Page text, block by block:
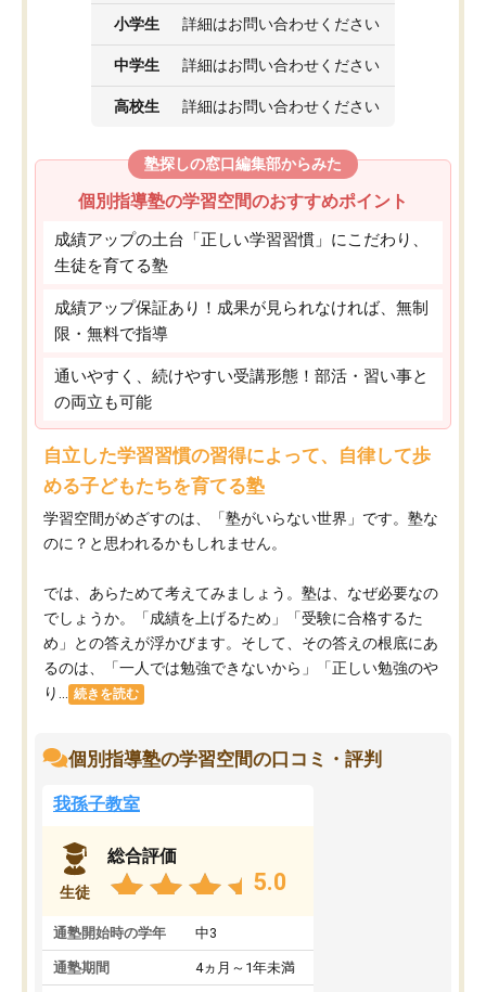
小学生 詳細はお問い合わせください
中学生 詳細はお問い合わせください
高校生 詳細はお問い合わせください
塾探しの窓口編集部からみた
個別指導塾の学習空間のおすすめポイント
成績アップの土台「正しい学習習慣」にこだわり、
生徒を育てる塾
成績アップ保証あり！成果が見られなければ、無制
限・無料で指導
通いやすく、続けやすい受講形態！部活・習い事と
の両立も可能
自立した学習習慣の習得によって、自律して歩
める子どもたちを育てる塾
学習空間がめざすのは、「塾がいらない世界」です。塾な
のに？と思われるかもしれません。
では、あらためて考えてみましょう。塾は、なぜ必要なの
でしょうか。「成績を上げるため」「受験に合格するた
め」との答えが浮かびます。そして、その答えの根底にあ
るのは、「一人では勉強できないから」「正しい勉強のや
り...
続きを読む
個別指導塾の学習空間の口コミ・評判
我孫子教室
生徒
総合評価
5.0
通塾開始時の学年 中3
通塾期間 4ヵ月～1年未満